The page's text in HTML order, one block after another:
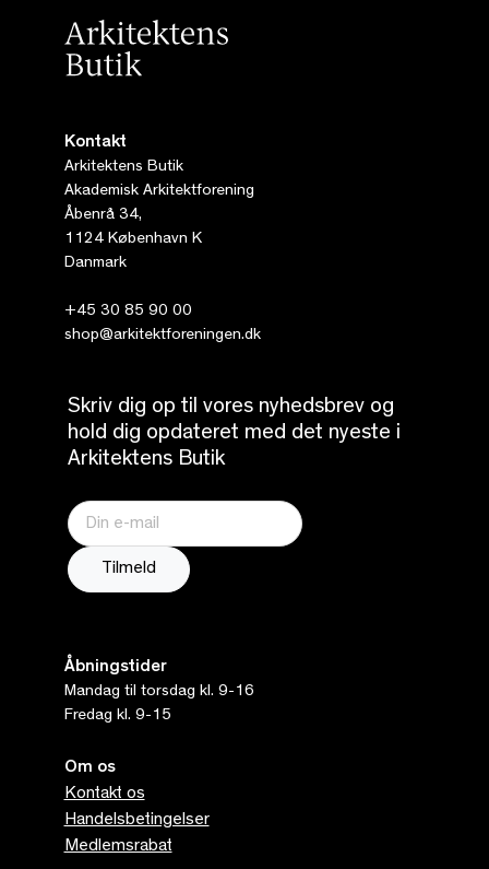
Kontakt
Arkitektens Butik
Akademisk Arkitektforening
Åbenrå 34,
1124 København K
Danmark
+45 30 85 90 00
shop@arkitektforeningen.dk
Skriv dig op til vores nyhedsbrev og
hold dig opdateret med det nyeste i
Arkitektens Butik
Åbningstider
Mandag til torsdag kl. 9-16
Fredag kl. 9-15
Om os
Kontakt os
Handelsbetingelser
Medlemsrabat